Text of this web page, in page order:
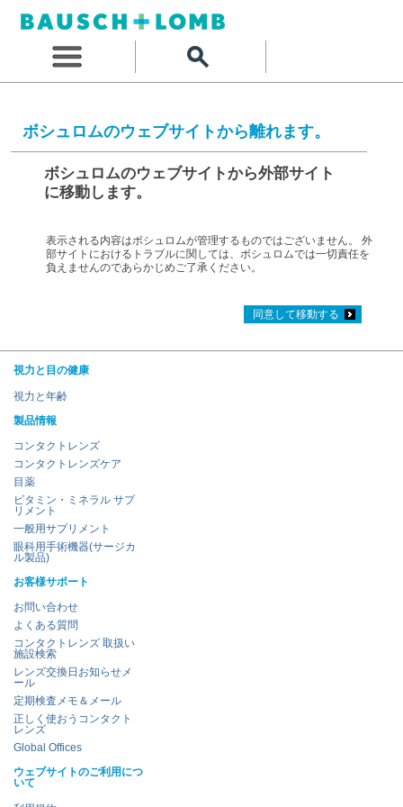
ボシュロムのウェブサイトから離れます。
ボシュロムのウェブサイトから外部サイト
に移動します。
表示される内容はボシュロムが管理するものではございません。 外
部サイトにおけるトラブルに関しては、ボシュロムでは一切責任を
負えませんのであらかじめご了承ください。
同意して移動する
視力と目の健康
視力と年齢
製品情報
コンタクトレンズ
コンタクトレンズケア
目薬
ビタミン・ミネラル サプ
リメント
一般用サプリメント
眼科用手術機器(サージカ
ル製品)
お客様サポート
お問い合わせ
よくある質問
コンタクトレンズ 取扱い
施設検索
レンズ交換日お知らせメ
ール
定期検査メモ＆メール
正しく使おうコンタクト
レンズ
Global Offices
ウェブサイトのご利用につ
いて